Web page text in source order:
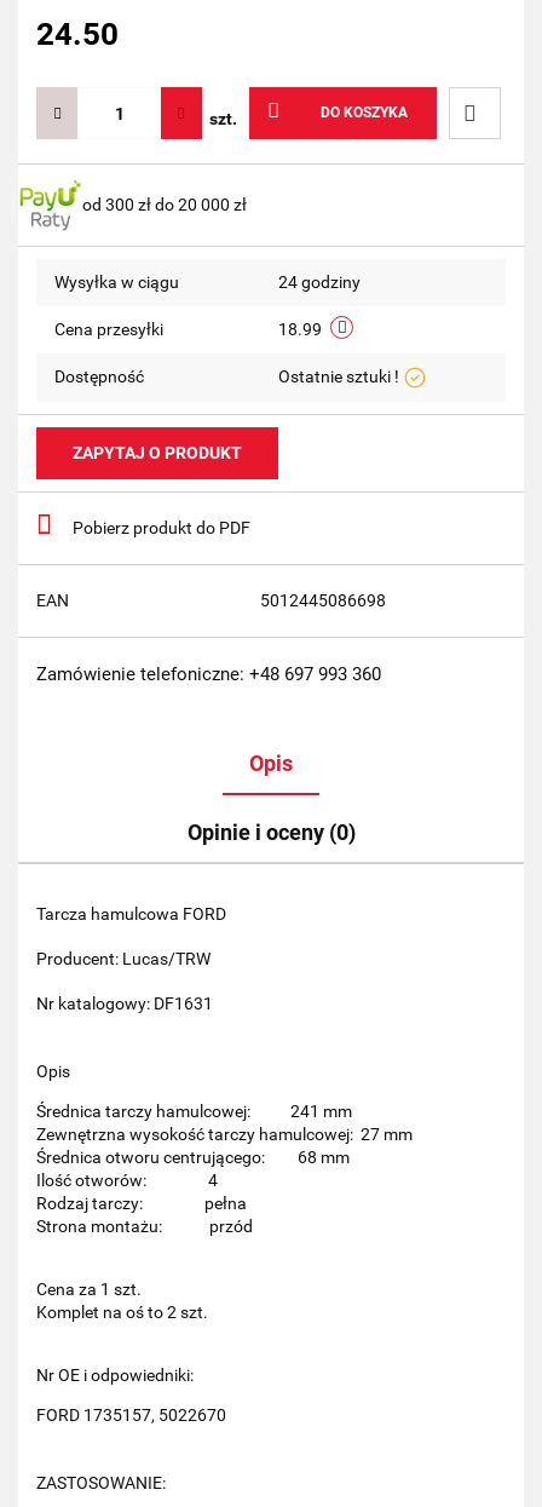
24.50
szt. DO KOSZYKA
Do
od 300 zł do 20 000 zł
Wysyłka w ciągu 24 godziny
Cena przesyłki 18.99
Dostępność Ostatnie sztuki !
ZAPYTAJ O PRODUKT
Pobierz produkt do PDF
EAN 5012445086698
Zamówienie telefoniczne: +48 697 993 360
Opis
Opinie i oceny (0)
Tarcza hamulcowa FORD
Producent: Lucas/TRW
Nr katalogowy: DF1631
Opis
Średnica tarczy hamulcowej: 241 mm
Zewnętrzna wysokość tarczy hamulcowej: 27 mm
Średnica otworu centrującego: 68 mm
Ilość otworów: 4
Rodzaj tarczy: pełna
Strona montażu: przód
Cena za 1 szt.
Komplet na oś to 2 szt.
Nr OE i odpowiedniki:
FORD 1735157, 5022670
ZASTOSOWANIE: